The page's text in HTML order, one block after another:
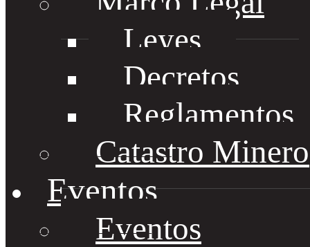
Leyes
Decretos
Reglamentos
Catastro Minero
Eventos
Eventos